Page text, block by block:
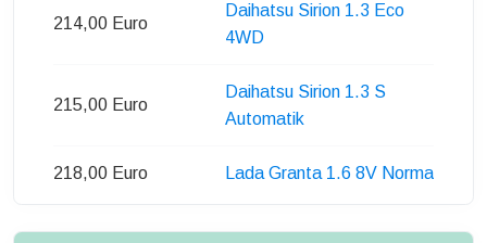
214,00 Euro
Daihatsu Sirion 1.3 Eco
4WD
215,00 Euro
Daihatsu Sirion 1.3 S
Automatik
218,00 Euro Lada Granta 1.6 8V Norma